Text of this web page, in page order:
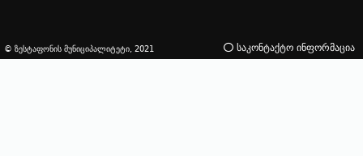
© ზესტაფონის მუნიციპალიტეტი, 2021 საკონტაქტო ინფორმაცია